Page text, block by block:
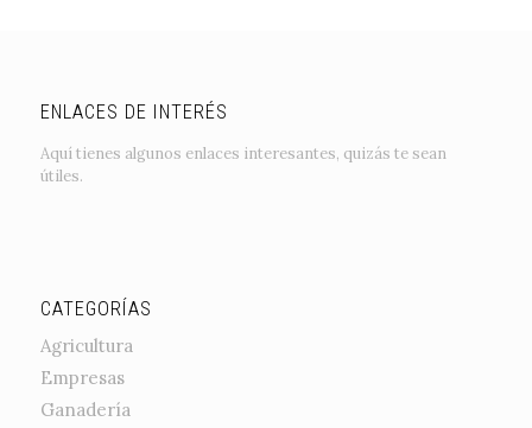
ENLACES DE INTERÉS
Aquí tienes algunos enlaces interesantes, quizás te sean
útiles.
CATEGORÍAS
Agricultura
Empresas
Ganadería